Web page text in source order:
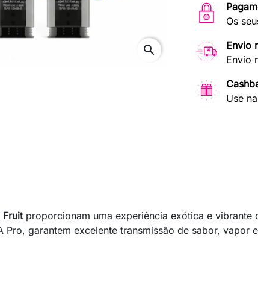
search
Os
Envio
Envio
Use
Fruitproporcionam uma experiência exótica e vibrante
Pro, garantem excelente transmissão de sabor,